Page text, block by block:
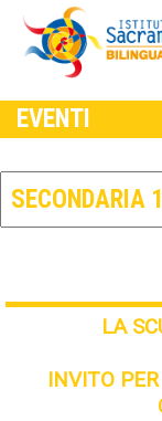
EVENTI
LA
INVITO